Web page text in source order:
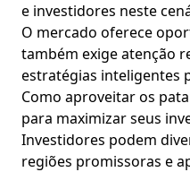
e investidores neste
O mercado oferece
também exige atenção
estratégias inteligentes
Como aproveitar os
para maximizar seus
Investidores podem
regiões promissoras e